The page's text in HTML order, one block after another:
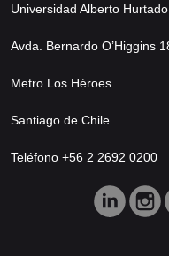
Universidad Alberto Hurtado
Avda. Bernardo O’Higgins
Metro Los Héroes
Santiago de Chile
Teléfono +56 2 2692 0200